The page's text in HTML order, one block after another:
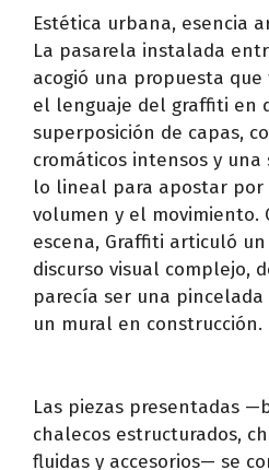
Estética urbana, esencia
La pasarela instalada
acogió una propuesta que
el lenguaje del graffiti en
superposición de capas,
cromáticos intensos y
lo lineal para apostar por
volumen y el movimiento.
escena, Graffiti articuló un
discurso visual complejo,
parecía ser una pincelada
un mural en construcción.
Las piezas presentadas
chalecos estructurados,
fluidas y accesorios— se